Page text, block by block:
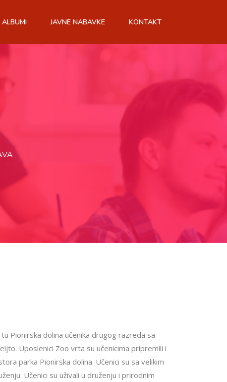
ALBUMI JAVNE NABAVKE KONTAKT
Pionirska dolina učenika drugog razreda sa
Uposlenici Zoo vrta su učenicima pripremili i
parka Pionirska dolina. Učenici su sa velikim
Učenici su uživali u druženju i prirodnim